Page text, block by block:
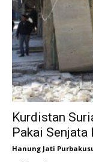
Kurdistan
Pakai Senjata
Hanung Jati